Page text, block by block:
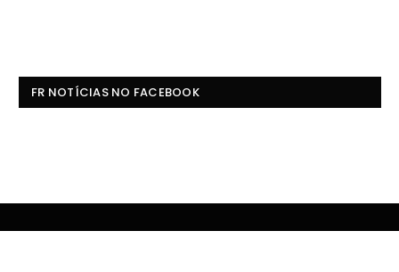
FR NOTÍCIAS NO FACEBOOK